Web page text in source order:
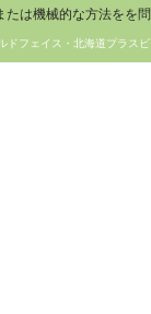
は機械的な方法をを
ドフェイス・北海道プラ